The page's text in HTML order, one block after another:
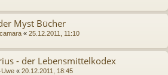
Myst Bücher
« 25.12.2011, 11:10
- der Lebensmittelkodex
Uwe « 20.12.2011, 18:45